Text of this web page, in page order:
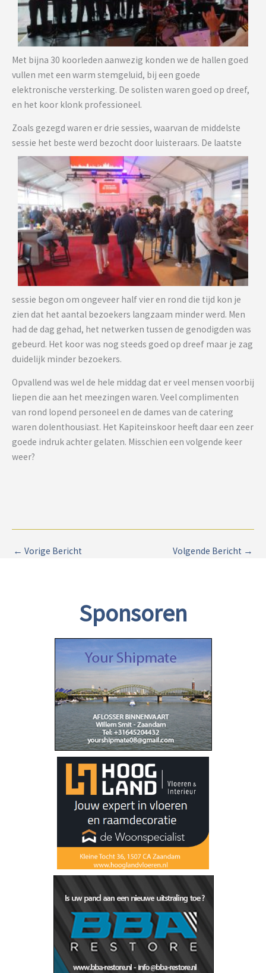
Met bijna 30 koorleden aanwezig konden we de hallen goed
vullen met een warm stemgeluid, bij een goede
elektronische versterking. De solisten waren goed op dreef,
en het koor klonk professioneel.
Zoals gezegd waren er drie sessies, waarvan de middelste
sessie het beste werd bezocht door luisteraars. De laatste
sessie begon om ongeveer half vier en rond die tijd kon je
zien dat het aantal bezoekers langzaam minder werd. Men
had de dag gehad, het netwerken tussen de genodigden was
gebeurd. Het koor was nog steeds goed op dreef maar je zag
duidelijk minder bezoekers.
Opvallend was wel de hele middag dat er veel mensen voorbij
liepen die aan het meezingen waren. Veel complimenten
van rond lopend personeel en de dames van de catering
waren dolenthousiast. Het Kapiteinskoor heeft daar een zeer
goede indruk achter gelaten. Misschien een volgende keer
weer?
← Vorige Bericht Volgende Bericht →
Sponsoren